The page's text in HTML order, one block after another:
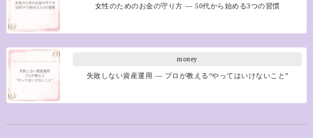
女性のためのお金の守り方 ― 50代から始める3つの習慣
money
失敗しない資産運用 ― プロが教える“やってはいけないこと”